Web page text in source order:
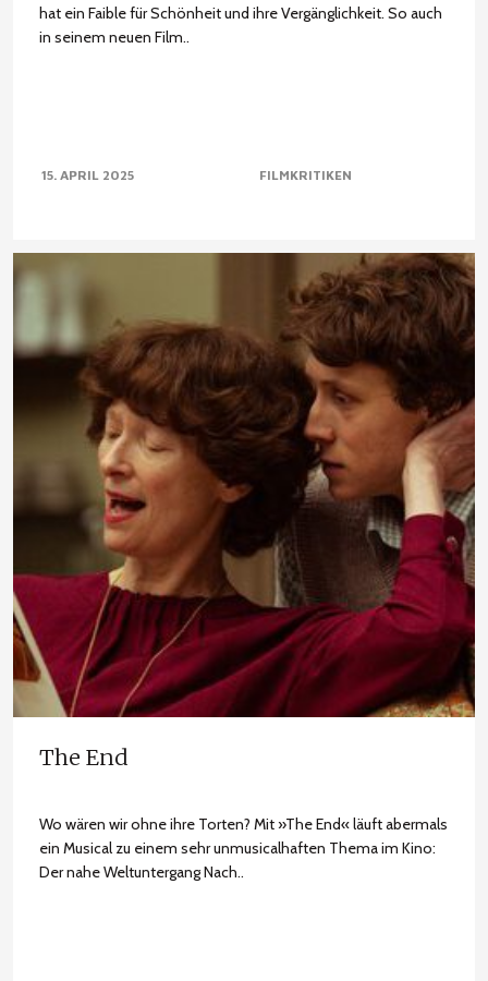
hat ein Faible für Schönheit und ihre Vergänglichkeit. So auch
in seinem neuen Film..
15. APRIL 2025 FILMKRITIKEN
The End
Wo wären wir ohne ihre Torten? Mit »The End« läuft abermals
ein Musical zu einem sehr unmusicalhaften Thema im Kino:
Der nahe Weltuntergang Nach..